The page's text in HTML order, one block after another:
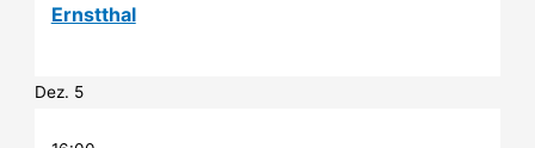
Ernstthal
Dez. 5